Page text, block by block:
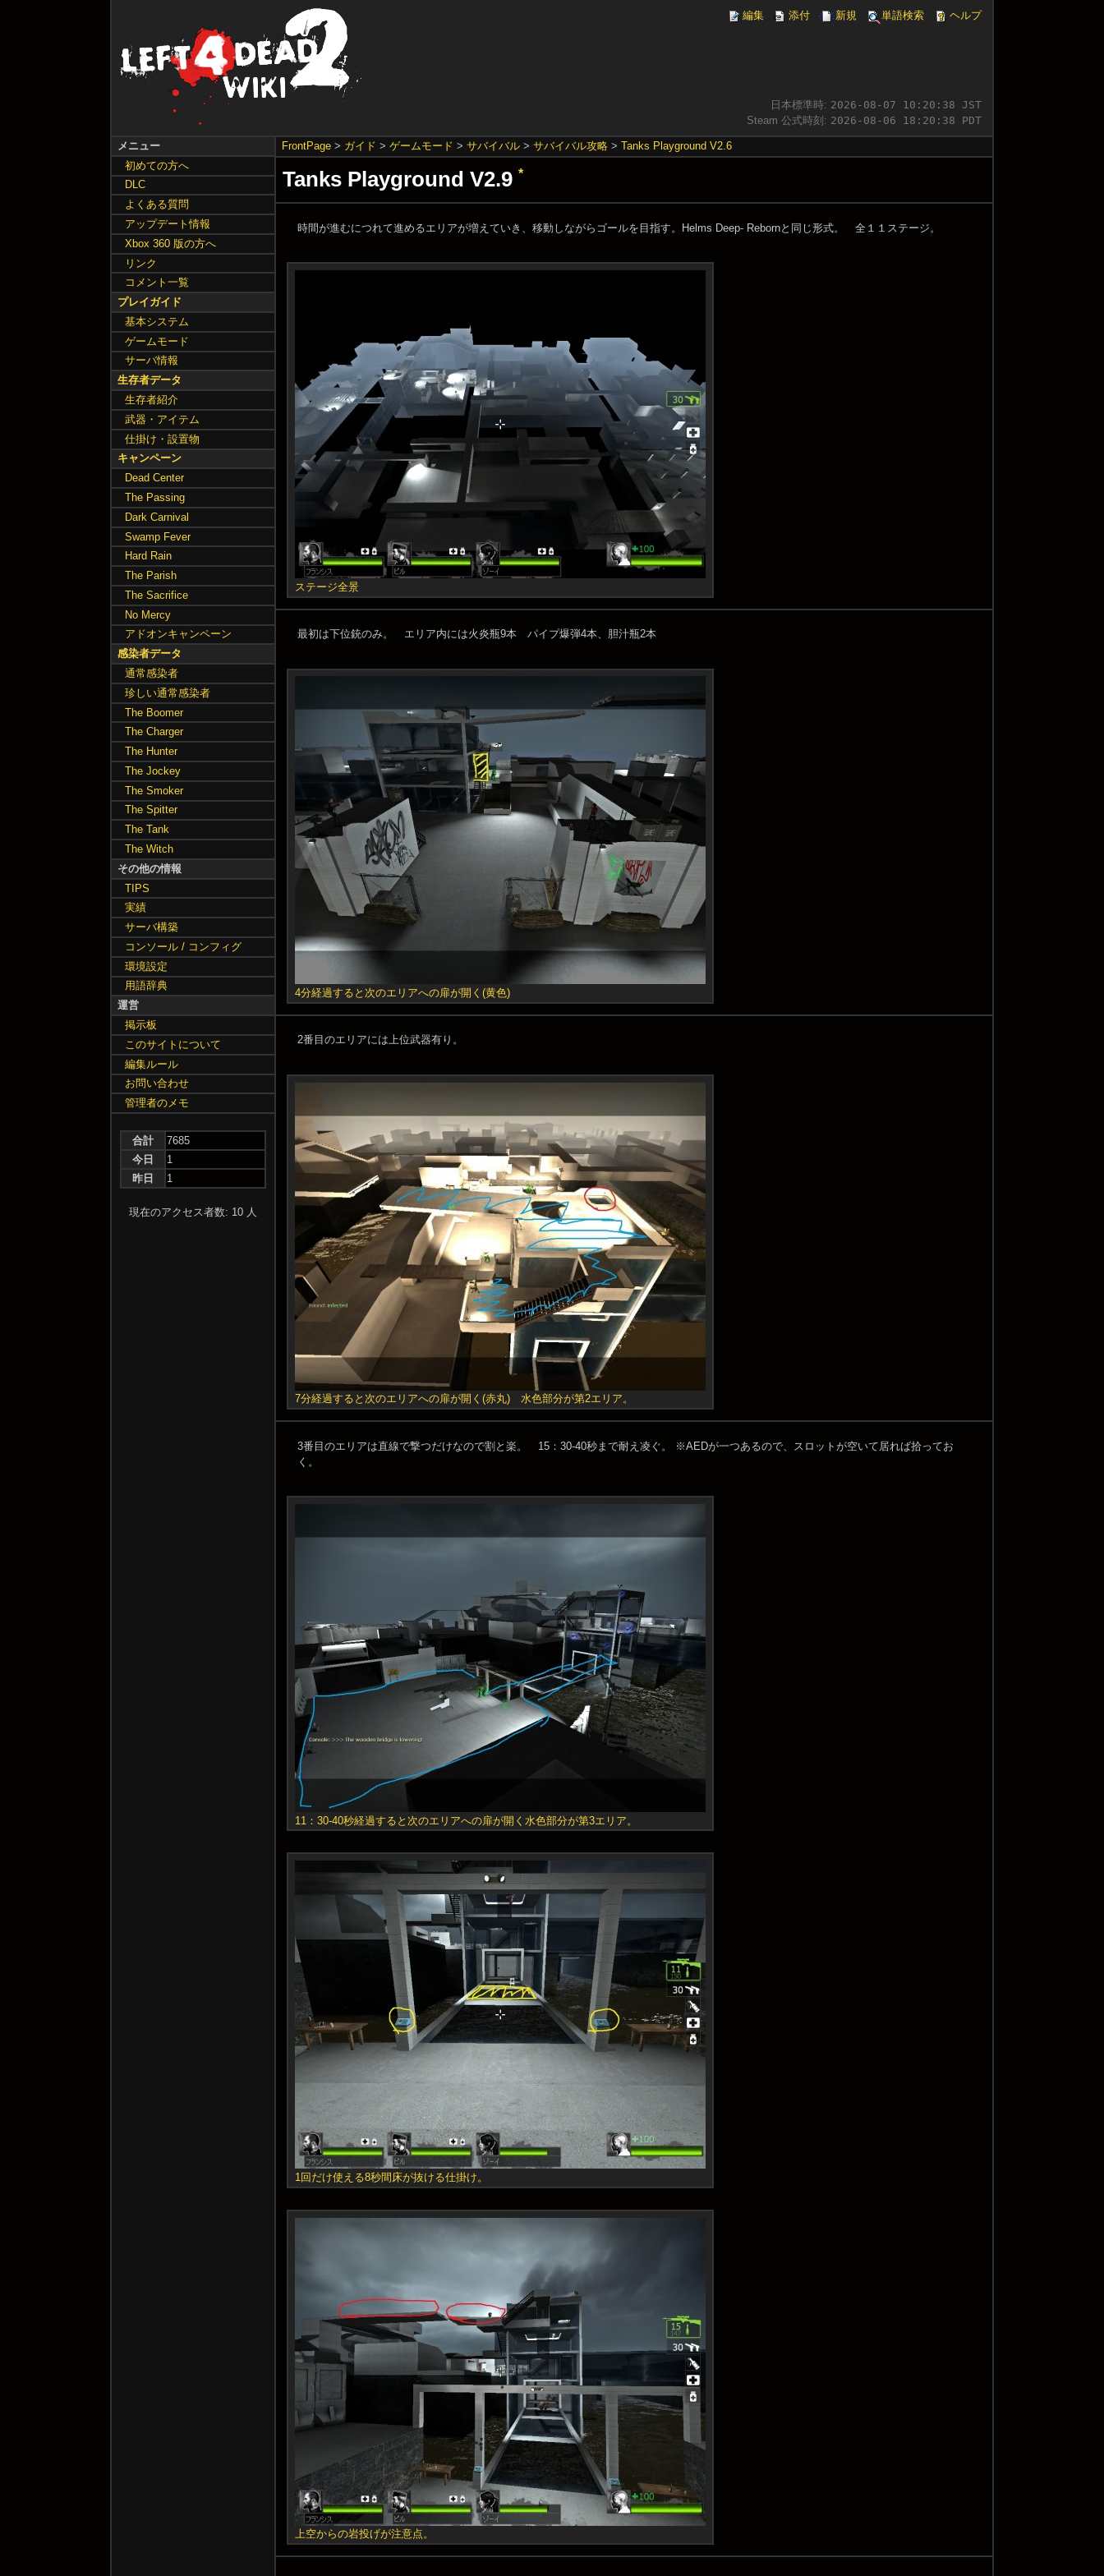
編集 添付 新規 単語検索 ヘルプ
日本標準時: 2026-08-07 10:20:39 JST
Steam 公式時刻: 2026-08-06 18:20:39 PDT
FrontPage> ガイド > ゲームモード > サバイバル> サバイバル攻略> Tanks Playground V2.6
Tanks Playground V2.9*
時間が進むにつれて進めるエリアが増えていき、移動しながらゴールを目指す。Helms Deep- Rebornと同じ形式。 全１１ステージ。
ステージ全景
最初は下位銃のみ。 エリア内には火炎瓶9本 パイプ爆弾4本、胆汁瓶2本
4分経過すると次のエリアへの扉が開く(黄色)
2番目のエリアには上位武器有り。
7分経過すると次のエリアへの扉が開く(赤丸) 水色部分が第2エリア。
3番目のエリアは直線で撃つだけなので割と楽。 15：30-40秒まで耐え凌ぐ。 ※AEDが一つあるので、スロットが空いて居れば拾ってお
く。
11：30-40秒経過すると次のエリアへの扉が開く水色部分が第3エリア。
1回だけ使える8秒間床が抜ける仕掛け。
上空からの岩投げが注意点。
メニュー
初めての方へ
DLC
よくある質問
アップデート情報
Xbox 360 版の方へ
リンク
コメント一覧
プレイガイド
基本システム
ゲームモード
サーバ情報
生存者データ
生存者紹介
武器・アイテム
仕掛け・設置物
キャンペーン
Dead Center
The Passing
Dark Carnival
Swamp Fever
Hard Rain
The Parish
The Sacrifice
No Mercy
アドオンキャンペーン
感染者データ
通常感染者
珍しい通常感染者
The Boomer
The Charger
The Hunter
The Jockey
The Smoker
The Spitter
The Tank
The Witch
その他の情報
TIPS
実績
サーバ構築
コンソール / コンフィグ
環境設定
用語辞典
運営
掲示板
このサイトについて
編集ルール
お問い合わせ
管理者のメモ
合計
7685
今日
1
昨日
1
現在のアクセス者数: 10 人